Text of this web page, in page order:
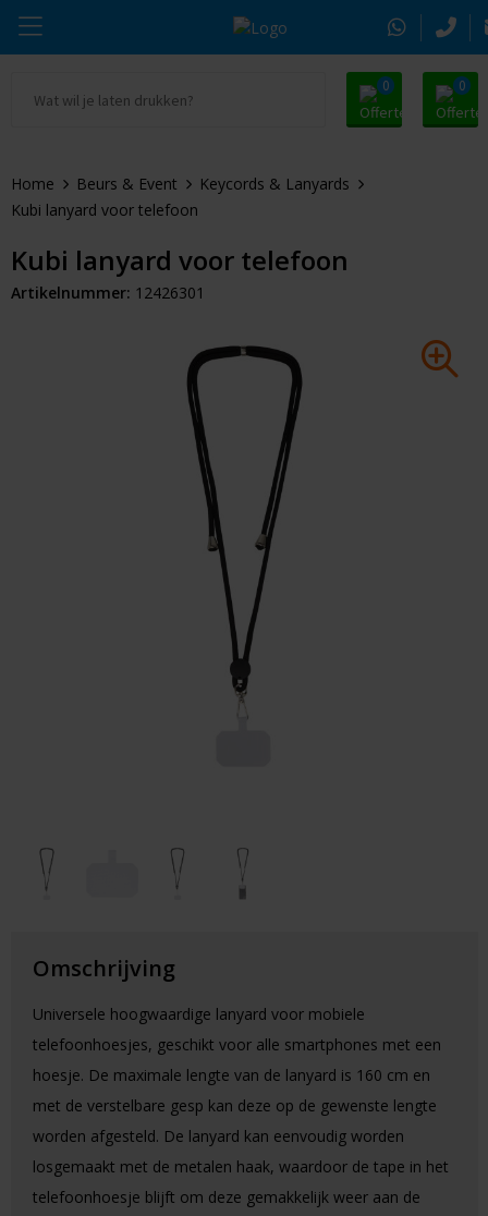
0 0
Drinkwaren
Tassen & Reizen
Elektronica & Gadgets
Sleutelhangers & Tools
Gezondheid & Verzorging
Alle promosnoepje
Zomer
Kerst
Eindejaarsgeschenken
Thule
Alle merken
Home Beurs & Event
Keycords & Lanyards
Kubi lanyard voor telefoon
Kubi lanyard voor telefoon
Artikelnummer: 12426301
Omschrijving
Universele hoogwaardige lanyard voor mobiele
telefoonhoesjes, geschikt voor alle smartphones met een
hoesje. De maximale lengte van de lanyard is 160 cm en
met de verstelbare gesp kan deze op de gewenste lengte
worden afgesteld. De lanyard kan eenvoudig worden
losgemaakt met de metalen haak, waardoor de tape in het
telefoonhoesje blijft om deze gemakkelijk weer aan de